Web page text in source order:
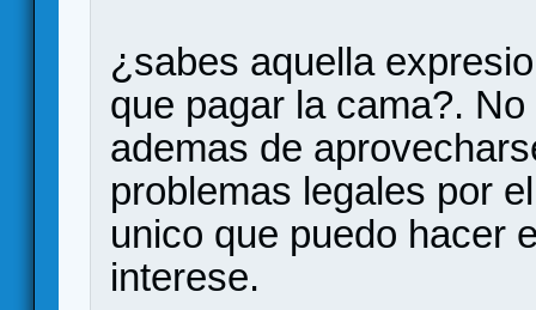
¿sabes aquella
que pagar la cama?.
ademas de
problemas legales por
unico que puedo hacer
interese.